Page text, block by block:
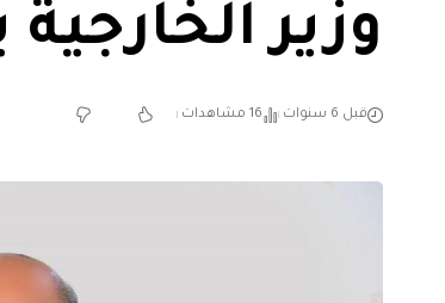
وزير
قبل 6 سنوات 16 مشاهدات